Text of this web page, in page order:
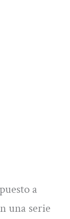
a
una serie